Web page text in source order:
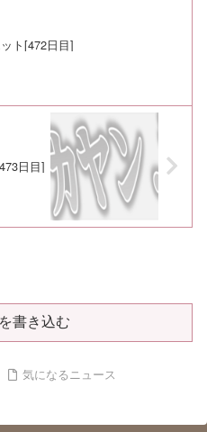
ト[472日目]
日目]
書き込む
気になるニュース